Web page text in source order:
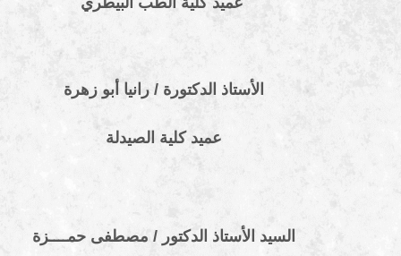
الأستاذ الدكتورة / رانيا أبو زهرة
عميد كليةالصيدلة
السيد الأستاذ الدكتور / مصطفى حمــــزة